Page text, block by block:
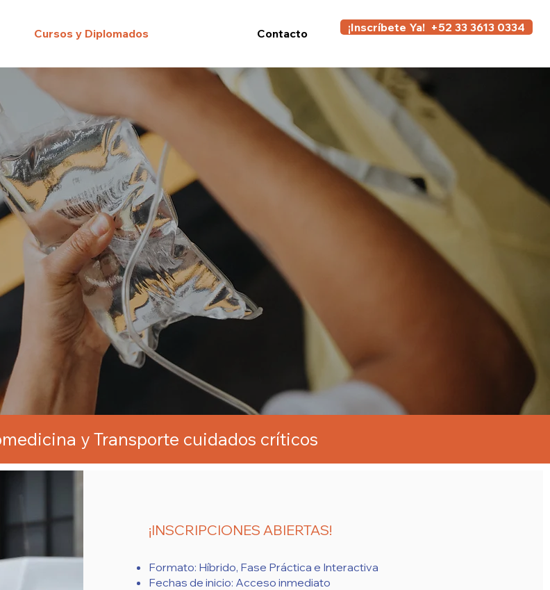
Cursos y Diplomados Contacto ¡Inscríbete Ya! +52 33 3613 0334
y Transporte cuidados críticos
¡INSCRIPCIONES ABIERTAS!
Formato: Híbrido, Fase Práctica e Interactiva
Fechas de inicio: Acceso inmediato